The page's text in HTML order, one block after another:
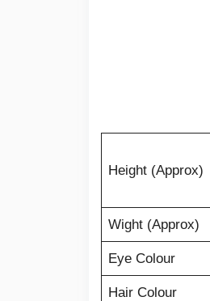
Height (Approx)
Wight (Approx)
Eye Colour
Hair Colour